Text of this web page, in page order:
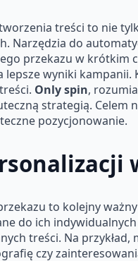
treści to nie
Narzędzia do
przekazu w krótkim
lepsze wyniki
Only spin,
strategią.
pozycjonowanie.
to kolejny
do ich
treści. Na
czy